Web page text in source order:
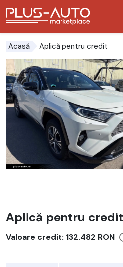
Acasă Aplică pentru credit
Aplică pentru credit
Valoare credit: 132.482 RON